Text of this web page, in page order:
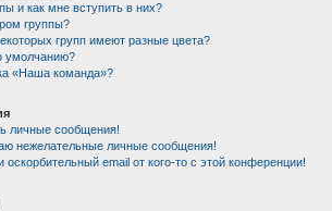
и как мне вступить в них?
группы?
групп имеют разные цвета?
умолчанию?
«Наша команда»?
личные сообщения!
нежелательные личные сообщения!
email от кого-то с этой конференции!